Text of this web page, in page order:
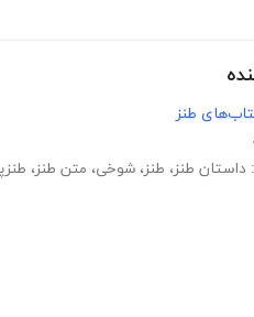
طنز
داستان طنز، طنز، شوخی، متن طنز،